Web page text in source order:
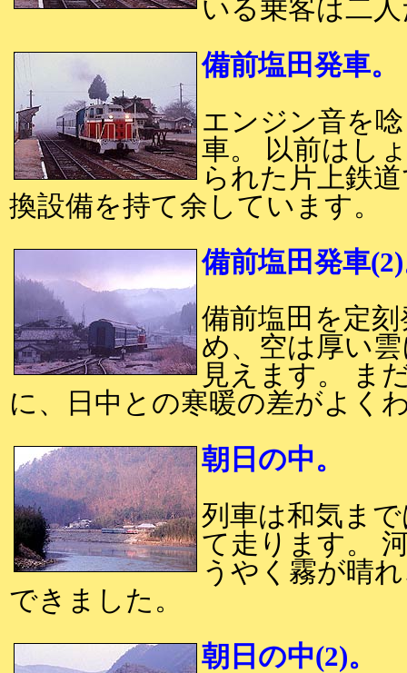
いる乗客は二
備前塩田発車。
エンジン音を
車。 以前はし
られた片上鉄
換設備を持て余しています。
備前塩田発車
備前塩田を定
め、空は厚い
見えます。 ま
に、日中との寒暖の差がよく
朝日の中。
列車は和気ま
て走ります。
うやく霧が晴
できました。
朝日の中(2)。